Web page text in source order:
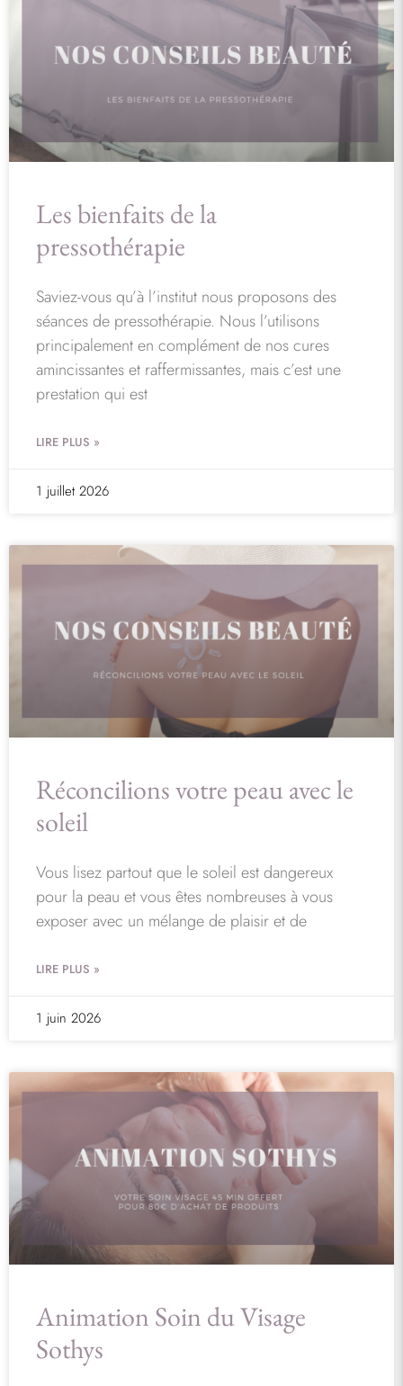
Les bienfaits de la
pressothérapie
Saviez-vous qu’à l’institut nous proposons des
séances de pressothérapie. Nous l’utilisons
principalement en complément de nos cures
amincissantes et raffermissantes, mais c’est une
prestation qui est
LIRE PLUS »
1 juillet 2026
Réconcilions votre peau avec le
soleil
Vous lisez partout que le soleil est dangereux
pour la peau et vous êtes nombreuses à vous
exposer avec un mélange de plaisir et de
LIRE PLUS »
1 juin 2026
Animation Soin du Visage
Sothys